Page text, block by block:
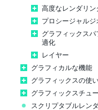
高度なレンダリン
プロシージャルジ
グラフィックス
適化
レイヤー
グラフィカルな機能
グラフィックスの使
グラフィックスチュ
スクリプタブルレン